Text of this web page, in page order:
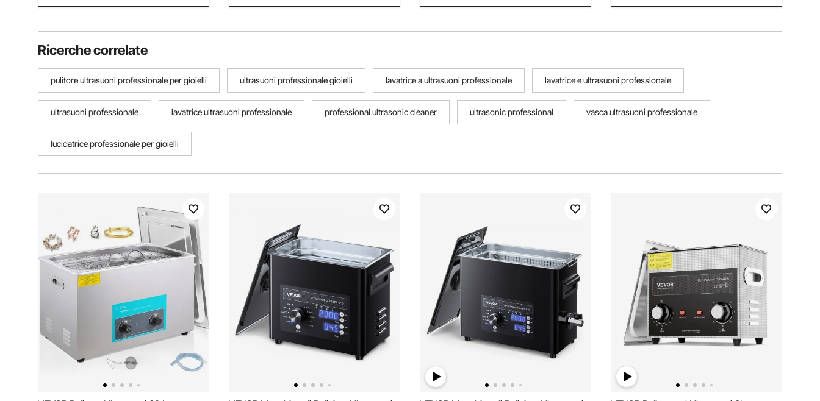
Ricerche correlate
pulitore ultrasuoni professionale per gioielli ultrasuoni professionale gioielli lavatrice a ultrasuoni professionale lavatrice e ultrasuoni professionale
ultrasuoni professionale lavatrice ultrasuoni professionale professional ultrasonic cleaner ultrasonic professional vasca ultrasuoni professionale
lucidatrice professionale per gioielli